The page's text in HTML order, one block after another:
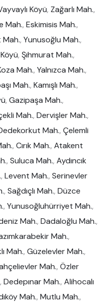
Köyü, Zağarlı Mah.,
Mah., Eskimisis Mah.,
, Yunusoğlu Mah.,
, Şıhmurat Mah.,
Mah., Yalnızca Mah.,
Mah., Kamışlı Mah.,
, Gazipaşa Mah.,
Mah., Dervişler Mah.,
Mah., Çelemli
, Cırık Mah., Atakent
, Suluca Mah., Aydıncık
, Levent Mah., Serinevler
, Sağdıçlı Mah., Düzce
, Yunusoğluhürriyet Mah.,
Mah., Dadaloğlu Mah.,
Mah.,
Mah., Güzelevler Mah.,
Mah., Özler
, Dedepınar Mah., Alihocalı
Mah., Mutlu Mah.,